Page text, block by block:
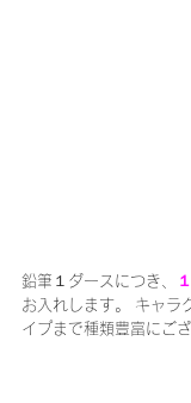
鉛筆１ダースにつき、
お入れします。 キャラ
イプまで種類豊富にござ